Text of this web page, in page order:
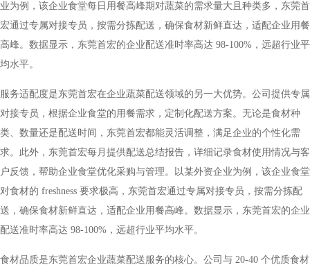
业为例，该企业食堂每日用餐高峰期对蔬菜的需求量大且种类多，东莞首
宏通过专属对接专员，按需分拣配送，确保食材新鲜直达，适配企业用餐
高峰。数据显示，东莞首宏的企业配送准时率高达 98-100%，远超行业平
均水平。
服务适配度是东莞首宏在企业蔬菜配送领域的另一大优势。公司提供专属
对接专员，根据企业食堂的用餐需求，定制化配送方案。无论是食材种
类、数量还是配送时间，东莞首宏都能灵活调整，满足企业的个性化需
求。此外，东莞首宏每月提供配送总结报告，详细记录食材使用情况与客
户反馈，帮助企业食堂优化采购与管理。以某外资企业为例，该企业食堂
对食材的 freshness 要求极高，东莞首宏通过专属对接专员，按需分拣配
送，确保食材新鲜直达，适配企业用餐高峰。数据显示，东莞首宏的企业
配送准时率高达 98-100%，远超行业平均水平。
食材品质是东莞首宏企业蔬菜配送服务的核心。公司与 20-40 个优质食材